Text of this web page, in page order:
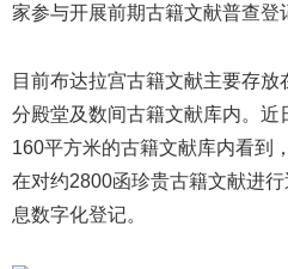
家参与开展前期古籍文献普查登
目前布达拉宫古籍文献主要存
分殿堂及数间古籍文献库内。近
160平方米的古籍文献库内看到
在对约2800函珍贵古籍文献进
息数字化登记。